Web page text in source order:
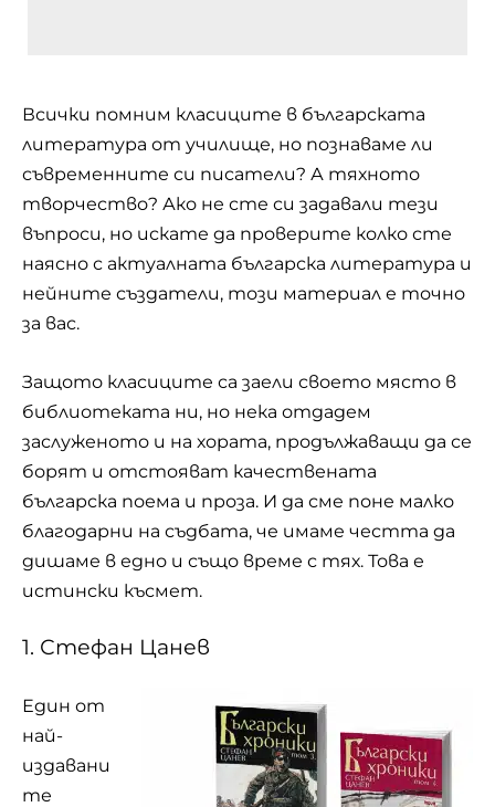
Всички помним класиците в българската
литература от училище, но познаваме ли
съвременните си писатели? А тяхното
творчество? Ако не сте си задавали тези
въпроси, но искате да проверите колко сте
наясно с актуалната българска литература и
нейните създатели, този материал е точно
за вас.
Защото класиците са заели своето място в
библиотеката ни, но нека отдадем
заслуженото и на хората, продължаващи да се
борят и отстояват качествената
българска поема и проза. И да сме поне малко
благодарни на съдбата, че имаме честта да
дишаме в едно и също време с тях. Това е
истински късмет.
1. Стефан Цанев
Един от
най-
издавани
те